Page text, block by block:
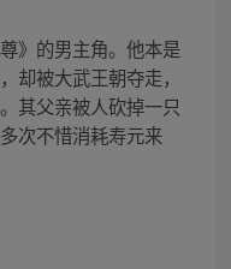
》的男主角。他本是
却被大武王朝夺走，
其父亲被人砍掉一只
次不惜消耗寿元来